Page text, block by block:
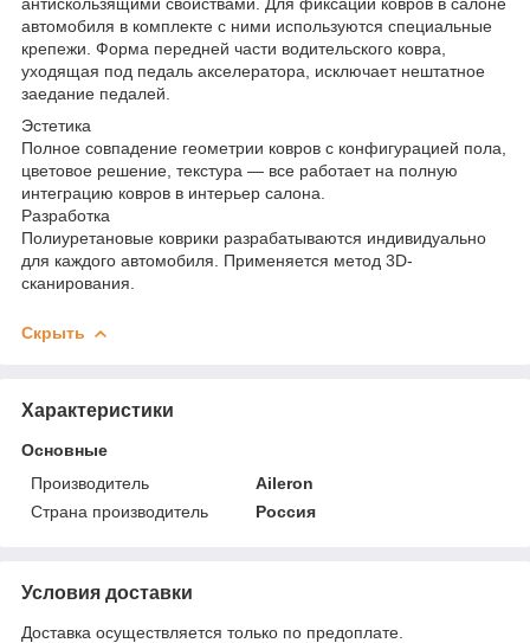
автомобиля в комплекте с ними используются специальные
крепежи. Форма передней части водительского ковра,
уходящая под педаль акселератора, исключает нештатное
заедание педалей.
Эстетика
Полное совпадение геометрии ковров с конфигурацией пола,
цветовое решение, текстура — все работает на полную
интеграцию ковров в интерьер салона.
Разработка
Полиуретановые коврики разрабатываются индивидуально
для каждого автомобиля. Применяется метод 3D-
сканирования.
Скрыть
Характеристики
Основные
Производитель
Aileron
Страна производитель
Россия
Условия доставки
Доставка осуществляется только по предоплате.